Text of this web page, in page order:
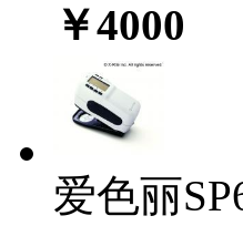
￥4000
爱色丽